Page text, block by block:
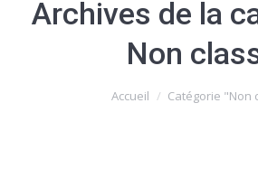
Archives de la
Non
Accueil Catégorie "Non